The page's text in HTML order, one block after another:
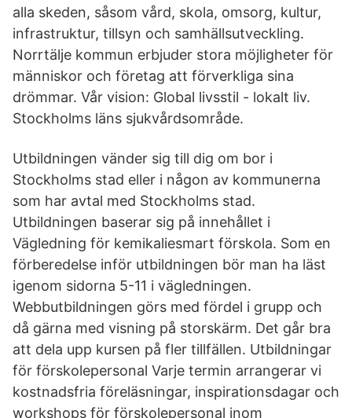
alla skeden, såsom vård, skola, omsorg, kultur,
infrastruktur, tillsyn och samhällsutveckling.
Norrtälje kommun erbjuder stora möjligheter för
människor och företag att förverkliga sina
drömmar. Vår vision: Global livsstil - lokalt liv.
Stockholms läns sjukvårdsområde.
Utbildningen vänder sig till dig om bor i
Stockholms stad eller i någon av kommunerna
som har avtal med Stockholms stad.
Utbildningen baserar sig på innehållet i
Vägledning för kemikaliesmart förskola. Som en
förberedelse inför utbildningen bör man ha läst
igenom sidorna 5-11 i vägledningen.
Webbutbildningen görs med fördel i grupp och
då gärna med visning på storskärm. Det går bra
att dela upp kursen på fler tillfällen. Utbildningar
för förskolepersonal Varje termin arrangerar vi
kostnadsfria föreläsningar, inspirationsdagar och
workshops för förskolepersonal inom